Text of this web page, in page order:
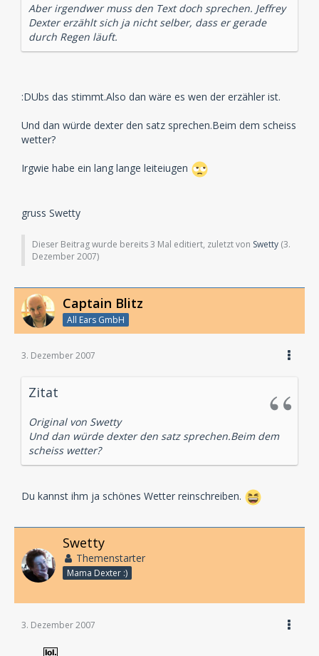
Aber irgendwer muss den Text doch sprechen. Jeffrey
Dexter erzählt sich ja nicht selber, dass er gerade
durch Regen läuft.
:DUbs das stimmt.Also dan wäre es wen der erzähler ist.
Und dan würde dexter den satz sprechen.Beim dem scheiss
wetter?
Irgwie habe ein lang lange leiteiugen
gruss Swetty
Dieser Beitrag wurde bereits 3 Mal editiert, zuletzt von Swetty (3.
Dezember 2007)
Captain Blitz
All Ears GmbH
3. Dezember 2007
Zitat
Original von Swetty
Und dan würde dexter den satz sprechen.Beim dem
scheiss wetter?
Du kannst ihm ja schönes Wetter reinschreiben.
Swetty
Themenstarter
Mama Dexter :)
3. Dezember 2007